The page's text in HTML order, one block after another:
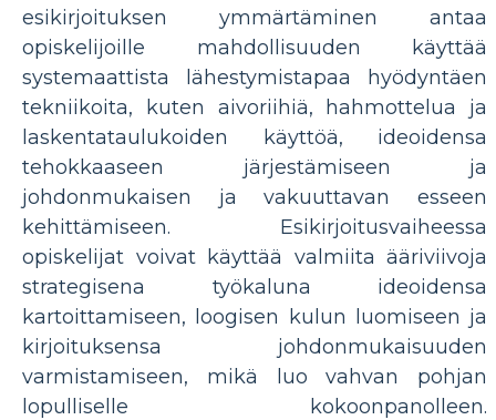
esikirjoituksen ymmärtäminen antaa
opiskelijoille mahdollisuuden käyttää
systemaattista lähestymistapaa hyödyntäen
tekniikoita, kuten aivoriihiä, hahmottelua ja
laskentataulukoiden käyttöä, ideoidensa
tehokkaaseen järjestämiseen ja
johdonmukaisen ja vakuuttavan esseen
kehittämiseen. Esikirjoitusvaiheessa
opiskelijat voivat käyttää valmiita ääriviivoja
strategisena työkaluna ideoidensa
kartoittamiseen, loogisen kulun luomiseen ja
kirjoituksensa johdonmukaisuuden
varmistamiseen, mikä luo vahvan pohjan
lopulliselle kokoonpanolleen.